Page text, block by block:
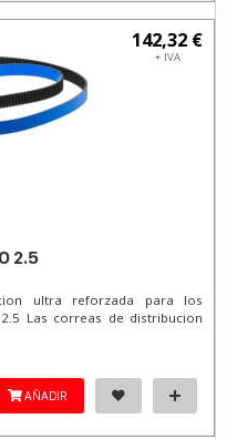
142,32 €
+ IVA
2.5
ultra reforzada para los
Las correas de distribucion
AÑADIR